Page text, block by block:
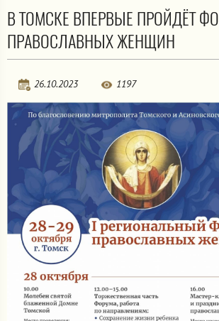
В ТОМСКЕ ВПЕРВЫЕ ПРОЙДЁТ
ПРАВОСЛАВНЫХ ЖЕНЩИН
26.10.2023 1197